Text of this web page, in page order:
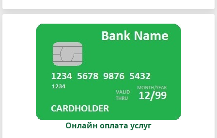
Онлайн оплата услуг